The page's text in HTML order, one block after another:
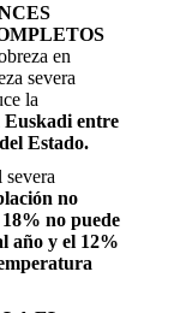
en
severa
la
Euskadi entre
Estado.
no
no puede
año y el 12%